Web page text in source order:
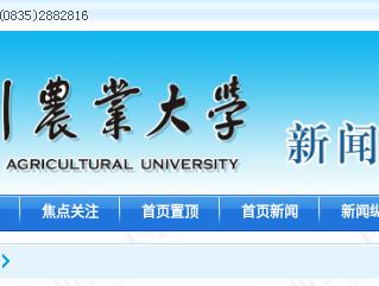
焦点关注 首页置顶 首页新闻 新闻